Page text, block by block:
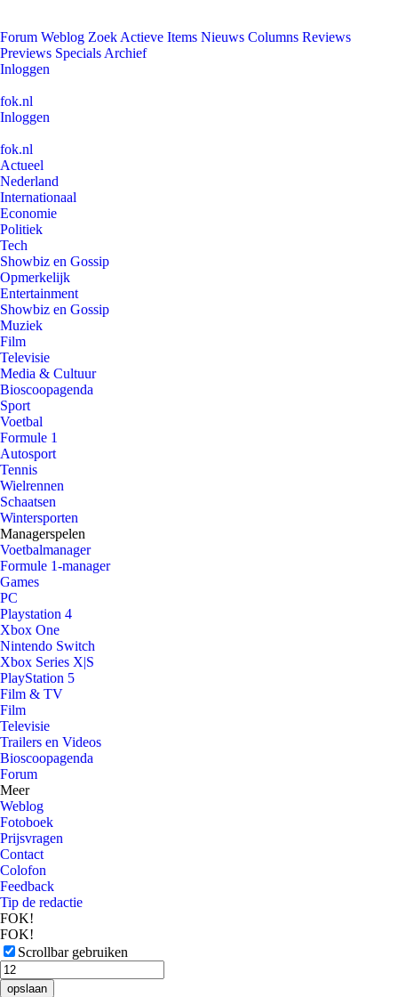
Forum Weblog Zoek Actieve Items Nieuws Columns Reviews
Previews Specials Archief
Inloggen
fok.nl
Inloggen
fok.nl
Actueel
Nederland
Internationaal
Economie
Politiek
Tech
Showbiz en Gossip
Opmerkelijk
Entertainment
Showbiz en Gossip
Muziek
Film
Televisie
Media & Cultuur
Bioscoopagenda
Sport
Voetbal
Formule 1
Autosport
Tennis
Wielrennen
Schaatsen
Wintersporten
Managerspelen
Voetbalmanager
Formule 1-manager
Games
PC
Playstation 4
Xbox One
Nintendo Switch
Xbox Series X|S
PlayStation 5
Film & TV
Film
Televisie
Trailers en Videos
Bioscoopagenda
Forum
Meer
Weblog
Fotoboek
Prijsvragen
Contact
Colofon
Feedback
Tip de redactie
FOK!
FOK!
Scrollbar gebruiken
opslaan